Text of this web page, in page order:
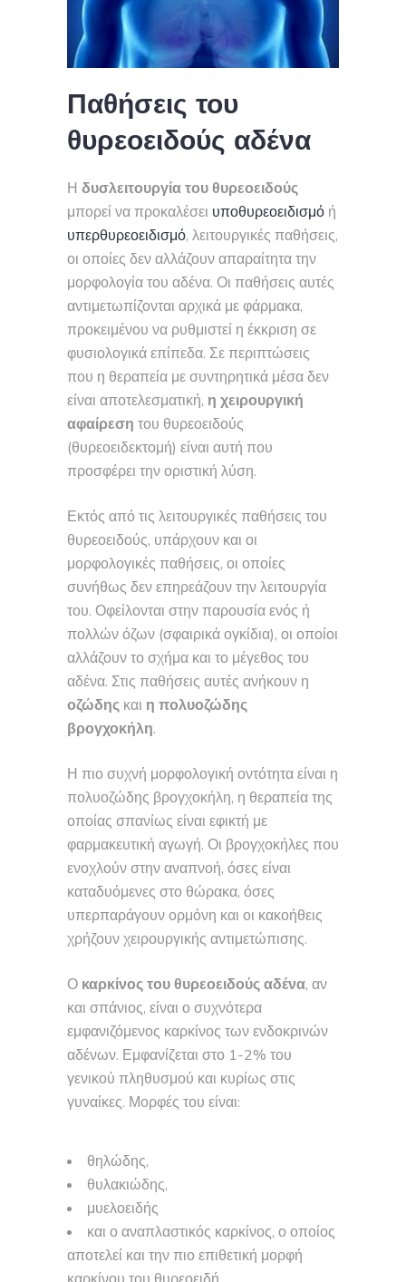
Παθήσεις του
θυρεοειδούς αδένα
Η δυσλειτουργία του θυρεοειδούς
μπορεί να προκαλέσει υποθυρεοειδισμό ή
υπερθυρεοειδισμό, λειτουργικές παθήσεις,
οι οποίες δεν αλλάζουν απαραίτητα την
μορφολογία του αδένα. Οι παθήσεις αυτές
αντιμετωπίζονται αρχικά με φάρμακα,
προκειμένου να ρυθμιστεί η έκκριση σε
φυσιολογικά επίπεδα. Σε περιπτώσεις
που η θεραπεία με συντηρητικά μέσα δεν
είναι αποτελεσματική, η χειρουργική
αφαίρεση του θυρεοειδούς
(θυρεοειδεκτομή) είναι αυτή που
προσφέρει την οριστική λύση.
Εκτός από τις λειτουργικές παθήσεις του
θυρεοειδούς, υπάρχουν και οι
μορφολογικές παθήσεις, οι οποίες
συνήθως δεν επηρεάζουν την λειτουργία
του. Οφείλονται στην παρουσία ενός ή
πολλών όζων (σφαιρικά ογκίδια), οι οποίοι
αλλάζουν το σχήμα και το μέγεθος του
αδένα. Στις παθήσεις αυτές ανήκουν η
οζώδης και η πολυοζώδης
βρογχοκήλη.
Η πιο συχνή μορφολογική οντότητα είναι η
πολυοζώδης βρογχοκήλη, η θεραπεία της
οποίας σπανίως είναι εφικτή με
φαρμακευτική αγωγή. Οι βρογχοκήλες που
ενοχλούν στην αναπνοή, όσες είναι
καταδυόμενες στο θώρακα, όσες
υπερπαράγουν ορμόνη και οι κακοήθεις
χρήζουν χειρουργικής αντιμετώπισης.
Ο καρκίνος του θυρεοειδούς αδένα, αν
και σπάνιος, είναι ο συχνότερα
εμφανιζόμενος καρκίνος των ενδοκρινών
αδένων. Εμφανίζεται στο 1-2% του
γενικού πληθυσμού και κυρίως στις
γυναίκες. Μορφές του είναι:
θηλώδης,
θυλακιώδης,
μυελοειδής
και ο αναπλαστικός καρκίνος, ο οποίος
αποτελεί και την πιο επιθετική μορφή